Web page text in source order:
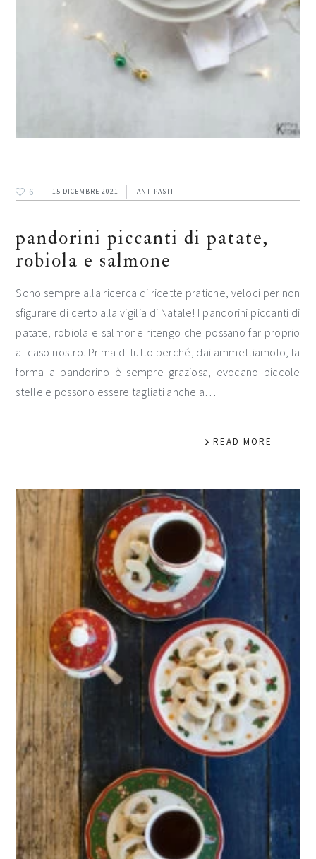
6 15 DICEMBRE 2021 ANTIPASTI
pandorini piccanti di patate,
robiola e salmone
Sono sempre alla ricerca di ricette pratiche, veloci per non
sfigurare di certo alla vigilia di Natale! I pandorini piccanti di
patate, robiola e salmone ritengo che possano far proprio
al caso nostro. Prima di tutto perché, dai ammettiamolo, la
forma a pandorino è sempre graziosa, evocano piccole
stelle e possono essere tagliati anche a…
READ MORE